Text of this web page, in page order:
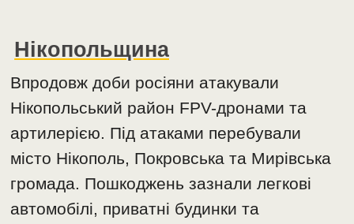
Нікопольщина
Впродовж доби росіяни атакували
Нікопольський район FPV-дронами та
артилерією. Під атаками перебували
місто Нікополь, Покровська та Мирівська
громада. Пошкоджень зазнали легкові
автомобілі, приватні будинки та